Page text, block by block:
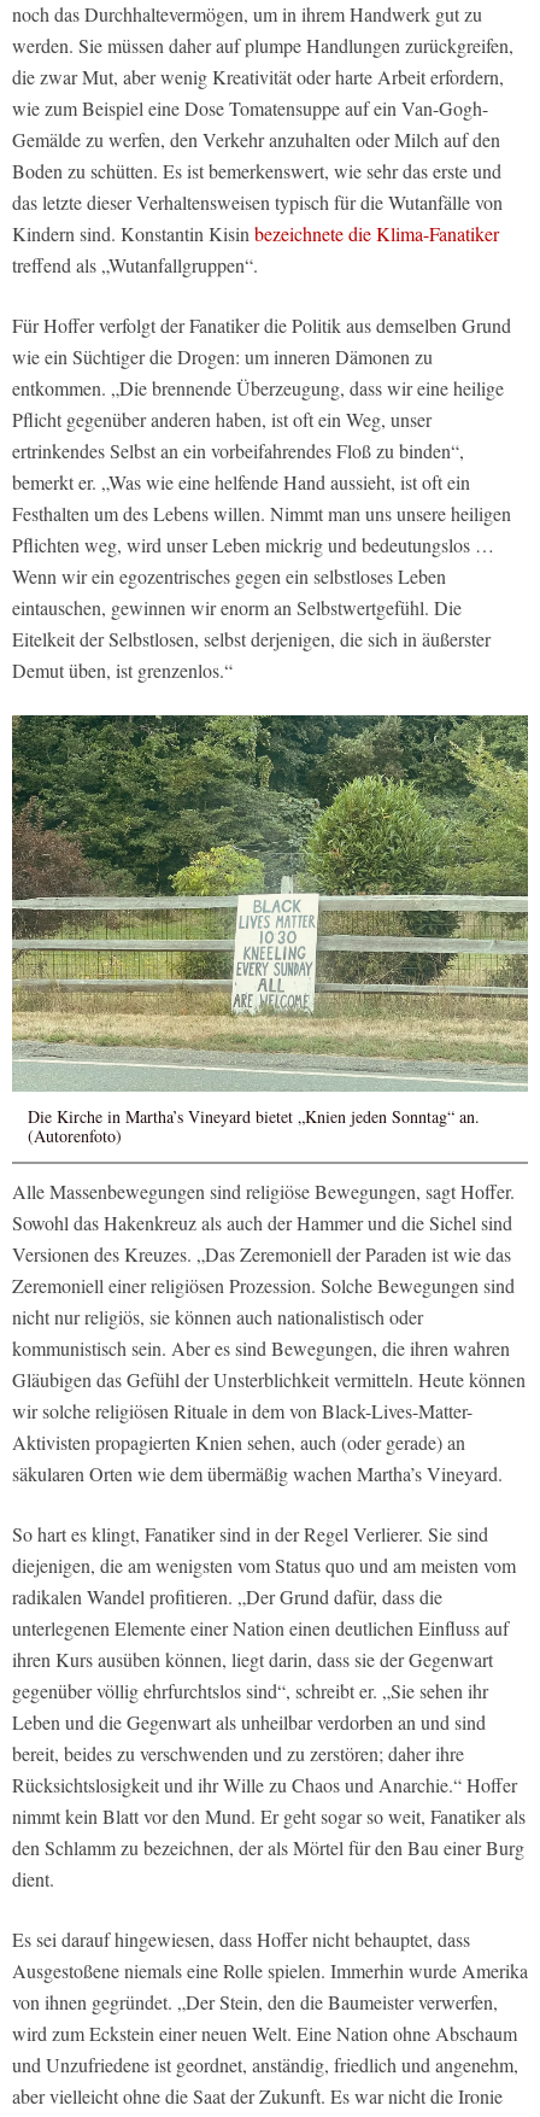
noch das Durchhaltevermögen, um in ihrem Handwerk gut zu
werden. Sie müssen daher auf plumpe Handlungen zurückgreifen,
die zwar Mut, aber wenig Kreativität oder harte Arbeit erfordern,
wie zum Beispiel eine Dose Tomatensuppe auf ein Van-Gogh-
Gemälde zu werfen, den Verkehr anzuhalten oder Milch auf den
Boden zu schütten. Es ist bemerkenswert, wie sehr das erste und
das letzte dieser Verhaltensweisen typisch für die Wutanfälle von
Kindern sind. Konstantin Kisin bezeichnete die Klima-Fanatiker
treffend als „Wutanfallgruppen“.
Für Hoffer verfolgt der Fanatiker die Politik aus demselben Grund
wie ein Süchtiger die Drogen: um inneren Dämonen zu
entkommen. „Die brennende Überzeugung, dass wir eine heilige
Pflicht gegenüber anderen haben, ist oft ein Weg, unser
ertrinkendes Selbst an ein vorbeifahrendes Floß zu binden“,
bemerkt er. „Was wie eine helfende Hand aussieht, ist oft ein
Festhalten um des Lebens willen. Nimmt man uns unsere heiligen
Pflichten weg, wird unser Leben mickrig und bedeutungslos …
Wenn wir ein egozentrisches gegen ein selbstloses Leben
eintauschen, gewinnen wir enorm an Selbstwertgefühl. Die
Eitelkeit der Selbstlosen, selbst derjenigen, die sich in äußerster
Demut üben, ist grenzenlos.“
Die Kirche in Martha’s Vineyard bietet „Knien jeden Sonntag“ an.
(Autorenfoto)
Alle Massenbewegungen sind religiöse Bewegungen, sagt Hoffer.
Sowohl das Hakenkreuz als auch der Hammer und die Sichel sind
Versionen des Kreuzes. „Das Zeremoniell der Paraden ist wie das
Zeremoniell einer religiösen Prozession. Solche Bewegungen sind
nicht nur religiös, sie können auch nationalistisch oder
kommunistisch sein. Aber es sind Bewegungen, die ihren wahren
Gläubigen das Gefühl der Unsterblichkeit vermitteln. Heute können
wir solche religiösen Rituale in dem von Black-Lives-Matter-
Aktivisten propagierten Knien sehen, auch (oder gerade) an
säkularen Orten wie dem übermäßig wachen Martha’s Vineyard.
So hart es klingt, Fanatiker sind in der Regel Verlierer. Sie sind
diejenigen, die am wenigsten vom Status quo und am meisten vom
radikalen Wandel profitieren. „Der Grund dafür, dass die
unterlegenen Elemente einer Nation einen deutlichen Einfluss auf
ihren Kurs ausüben können, liegt darin, dass sie der Gegenwart
gegenüber völlig ehrfurchtslos sind“, schreibt er. „Sie sehen ihr
Leben und die Gegenwart als unheilbar verdorben an und sind
bereit, beides zu verschwenden und zu zerstören; daher ihre
Rücksichtslosigkeit und ihr Wille zu Chaos und Anarchie.“ Hoffer
nimmt kein Blatt vor den Mund. Er geht sogar so weit, Fanatiker als
den Schlamm zu bezeichnen, der als Mörtel für den Bau einer Burg
dient.
Es sei darauf hingewiesen, dass Hoffer nicht behauptet, dass
Ausgestoßene niemals eine Rolle spielen. Immerhin wurde Amerika
von ihnen gegründet. „Der Stein, den die Baumeister verwerfen,
wird zum Eckstein einer neuen Welt. Eine Nation ohne Abschaum
und Unzufriedene ist geordnet, anständig, friedlich und angenehm,
aber vielleicht ohne die Saat der Zukunft. Es war nicht die Ironie